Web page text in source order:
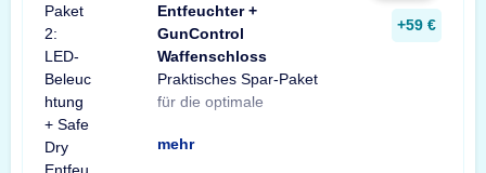
Entfeuchter +
GunControl
Waffenschloss
Praktisches Spar-Paket
für die optimale
Ausstattung Ihres
Waffenschranks. Das
Spar-Paket besteht aus
einer X-Light LED-
Tresorbeleuchtung mit
Bewegungssensor, einem
Safe Dry Entfeuchter für
Schränke und Tresore
sowie einem GunControl
Waffenschloss. Profitieren
Sie von dem
unschlagbaren
mehr
+59 €